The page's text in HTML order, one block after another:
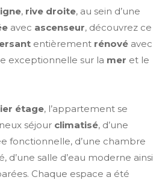
, rive droite, au sein d’une
avec ascenseur, découvrez ce
entièrement rénové avec
exceptionnelle sur la mer et le
étage, l’appartement se
séjour climatisé, d’une
fonctionnelle, d’une chambre
d’une salle d’eau moderne ainsi
Chaque espace a été